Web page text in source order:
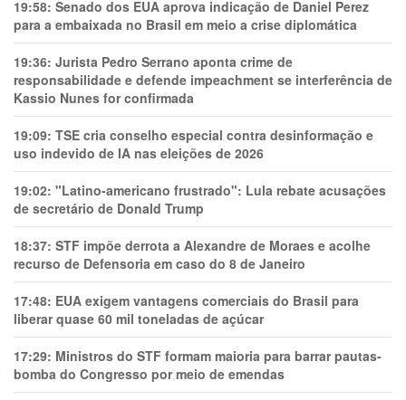
19:58: Senado dos EUA aprova indicação de Daniel Perez
para a embaixada no Brasil em meio a crise diplomática
19:36: Jurista Pedro Serrano aponta crime de
responsabilidade e defende impeachment se interferência de
Kassio Nunes for confirmada
19:09: TSE cria conselho especial contra desinformação e
uso indevido de IA nas eleições de 2026
19:02: "Latino-americano frustrado": Lula rebate acusações
de secretário de Donald Trump
18:37: STF impõe derrota a Alexandre de Moraes e acolhe
recurso de Defensoria em caso do 8 de Janeiro
17:48: EUA exigem vantagens comerciais do Brasil para
liberar quase 60 mil toneladas de açúcar
17:29: Ministros do STF formam maioria para barrar pautas-
bomba do Congresso por meio de emendas